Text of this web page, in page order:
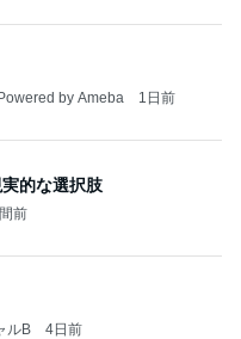
by Ameba 1日前
的な選択肢
前
ルB 4日前